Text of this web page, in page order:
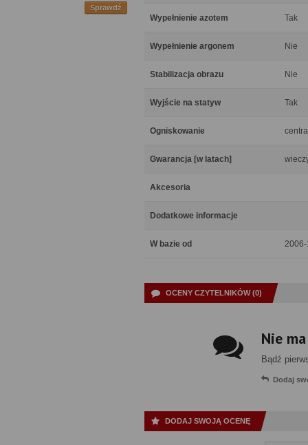
Sprawdź
Wypełnienie azotem Tak
Wypełnienie argonem Nie
Stabilizacja obrazu Nie
Wyjście na statyw Tak
Ogniskowanie
Gwarancja [w latach]
Akcesoria
Dodatkowe informacje
W bazie od
OCENY CZYTELNIKÓW (0)
Nie
Bądź
Dodaj
DODAJ SWOJĄ OCENĘ